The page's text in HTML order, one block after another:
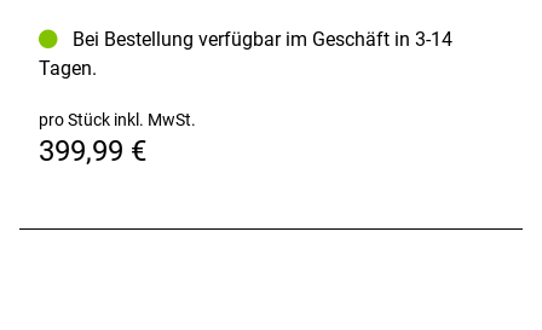
Bei Bestellung verfügbar im Geschäft in 3-14
Tagen.
pro Stück inkl. MwSt.
399,99 €